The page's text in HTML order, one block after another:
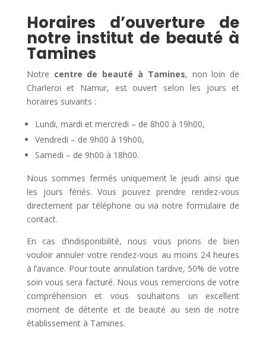
Horaires d’ouverture de
notre institut de beauté à
Tamines
Notre centre de beauté à Tamines, non loin de
Charleroi et Namur, est ouvert selon les jours et
horaires suivants :
Lundi, mardi et mercredi – de 8h00 à 19h00,
Vendredi – de 9h00 à 19h00,
Samedi – de 9h00 à 18h00.
Nous sommes fermés uniquement le jeudi ainsi que
les jours fériés. Vous pouvez prendre rendez-vous
directement par téléphone ou via notre formulaire de
contact.
En cas d’indisponibilité, nous vous prions de bien
vouloir annuler votre rendez-vous au moins 24 heures
à l’avance. Pour toute annulation tardive, 50% de votre
soin vous sera facturé. Nous vous remercions de votre
compréhension et vous souhaitons un excellent
moment de détente et de beauté au sein de notre
établissement à Tamines.